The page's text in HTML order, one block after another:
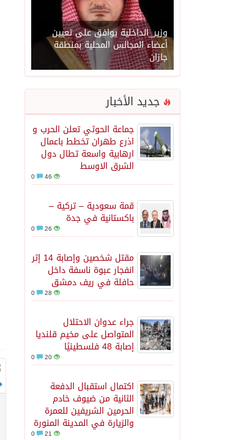
وزير_الداخلية يوافق على تعيين
أعضاء المجالس المحلية بمنطقة
جازان
جديد الأخبار
جماعة الحوثي تعلن الحرب و
اذرع طهران تخطط باعمال
ارهابية واسعة تطال دول
الشرق الاوسط
46
قمة سعودية – تركية –
باكستانية في جدة
26
مقتل شخصين وإصابة 14 إثر
انفجار عبوة ناسفة داخل
حافلة في ريف دمشق
28
جراء عدوان الاحتلال
المتواصل على مخيم قلنديا
إصابة 48 فلسطينيًا
20
اكتمال استقبال الدفعة
الثانية من ضيوف خادم
الحرمين الشريفين للعمرة
والزيارة في المدينة المنورة
21